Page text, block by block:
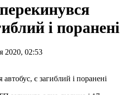
і поранені
2020, 02:53